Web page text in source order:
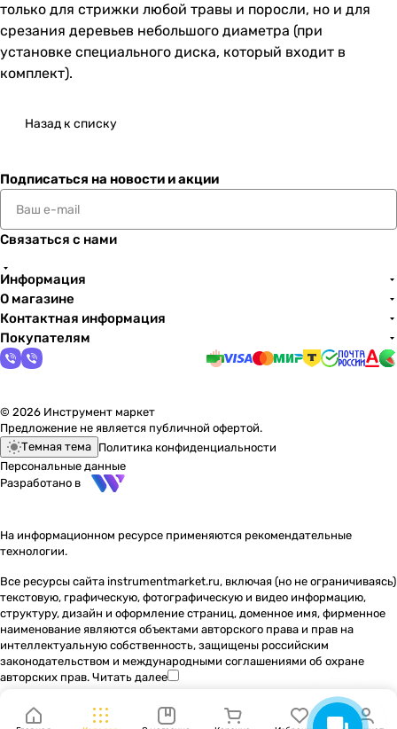
только для стрижки любой травы и поросли, но и для
срезания деревьев небольшого диаметра (при
установке специального диска, который входит в
комплект).
Назад к списку
Подписаться на новости и акции
Связаться с нами
Информация
О магазине
Контактная информация
Покупателям
© 2026 Инструмент маркет
Предложение не является публичной офертой.
Темная тема Политика конфиденциальности
Персональные данные
Разработано в
На информационном ресурсе применяются рекомендательные
технологии.
Все ресурсы сайта instrumentmarket.ru, включая (но не ограничиваясь)
текстовую, графическую, фотографическую и видео информацию,
структуру, дизайн и оформление страниц, доменное имя, фирменное
наименование являются объектами авторского права и прав на
интеллектуальную собственность, защищены российским
законодательством и международными соглашениями об охране
авторских прав. Читать далее